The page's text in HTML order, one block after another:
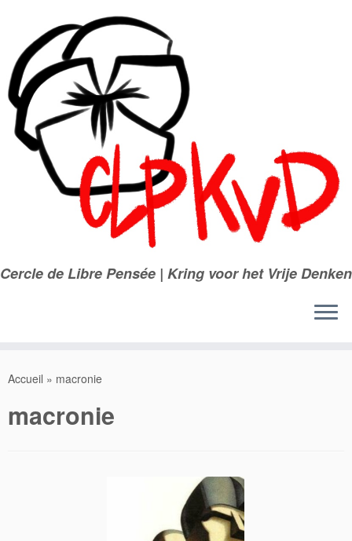
contenu
Cercle de Libre Pensée | Kring voor het Vrije Denken
Accueil » macronie
macronie